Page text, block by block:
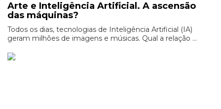
Arte e Inteligência Artificial. A ascensão
das máquinas?
Todos os dias, tecnologias de Inteligência Artificial (IA)
geram milhões de imagens e músicas. Qual a relação ...